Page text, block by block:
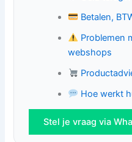
Betalen,
Problemen
webshops
Hoe werkt
Stel je vraag via